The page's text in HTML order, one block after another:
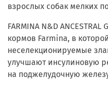
взрослых собак мелких
FARMINA N&D ANCESTRAL
кормов Farmina, в
неселекционируемые
улучшают инсулиновую
на поджелудочную